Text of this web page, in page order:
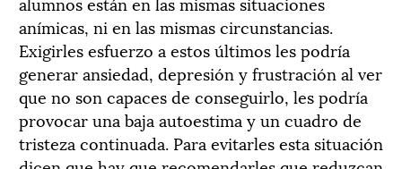
anímicas, ni en las mismas circunstancias.
Exigirles esfuerzo a estos últimos les podría
generar ansiedad, depresión y frustración al ver
que no son capaces de conseguirlo, les podría
provocar una baja autoestima y un cuadro de
tristeza continuada. Para evitarles esta situación